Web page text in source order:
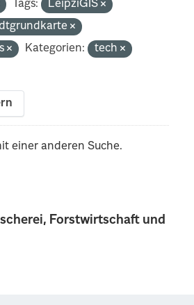
Forstwirtschaft und
Tags:
LeipziGIS
Kategorien:
tech
einer anderen Suche.